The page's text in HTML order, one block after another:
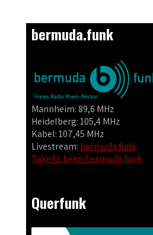
bermuda.funk
Mannheim: 89,6 MHz
Heidelberg: 105,4 MHz
Kabel: 107,45 MHz
Livestream: bermuda.funk
Take42 beim bermuda.funk
Querfunk